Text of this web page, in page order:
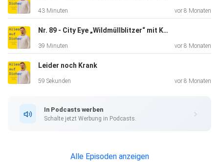
43 Minuten vor 8 Monaten
Nr. 89 - City Eye „Wildmüllblitzer“ mit KI für Stadtsauberkeit - mit Victor Fischer
39 Minuten vor 8 Monaten
Leider noch Krank
59 Sekunden vor 8 Monaten
In Podcasts werben
Schalte jetzt Werbung in Podcasts.
Alle Episoden anzeigen